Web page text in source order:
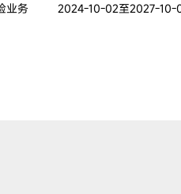
业务 2024-10-02至2027-10-